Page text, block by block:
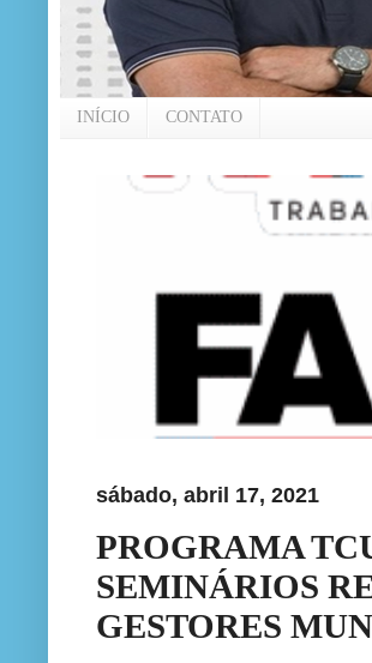
INÍCIO CONTATO
sábado, abril 17, 2021
PROGRAMA
SEMINÁRIOS
GESTORES